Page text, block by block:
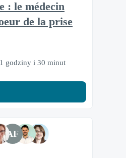
: le médecin
de la prise
godziny i 30 minut
AF